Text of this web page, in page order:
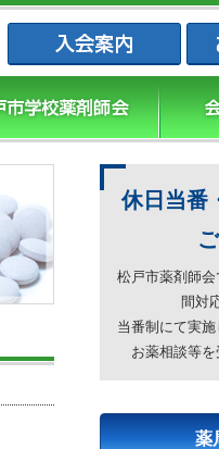
く｜松戸市薬
休日当番
松戸市薬剤師
間対
当番制にて実施
お薬相談等を
薬